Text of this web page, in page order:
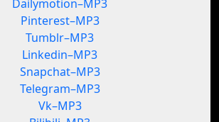
Dailymotion–MP3
Pinterest–MP3
Tumblr–MP3
Linkedin–MP3
Snapchat–MP3
Telegram–MP3
Vk–MP3